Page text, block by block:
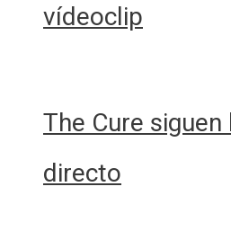
vídeoclip
The Cure
directo